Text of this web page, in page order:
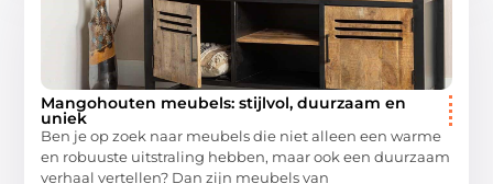
Mangohouten meubels: stijlvol, duurzaam en
uniek
Ben je op zoek naar meubels die niet alleen een warme
en robuuste uitstraling hebben, maar ook een duurzaam
verhaal vertellen? Dan zijn meubels van